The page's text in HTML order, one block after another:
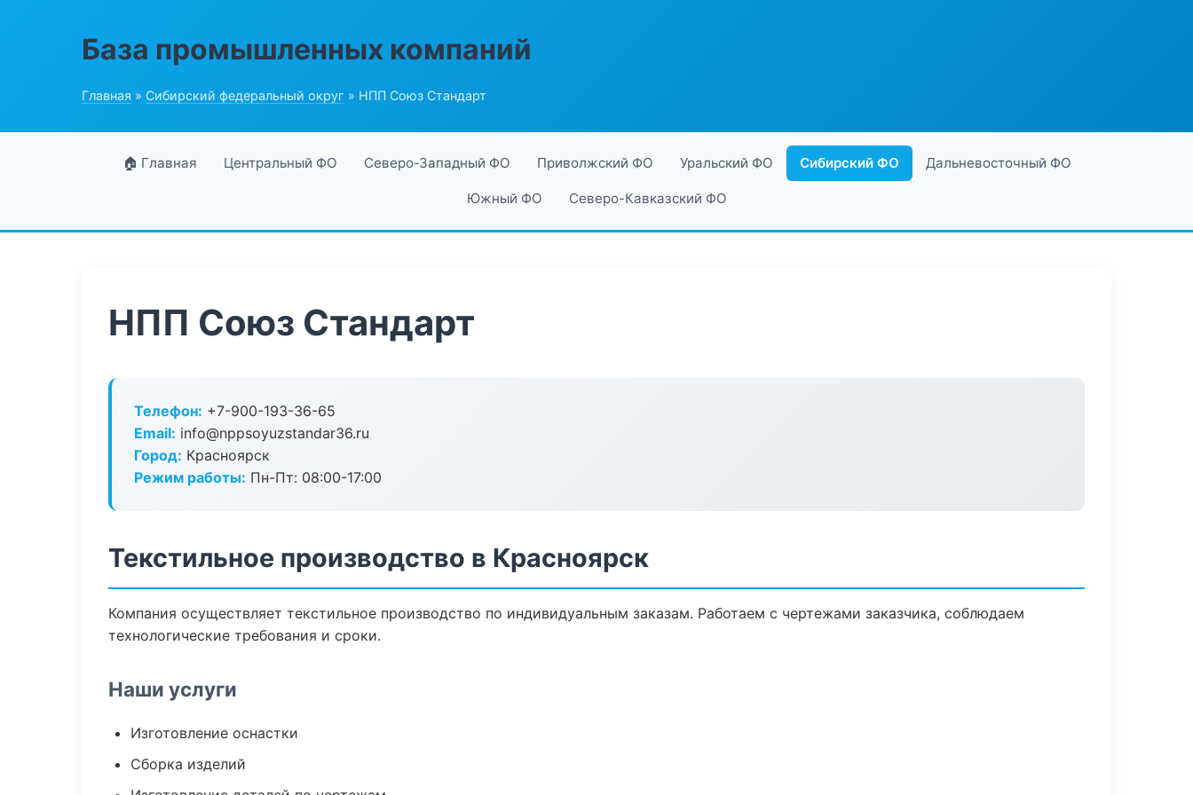
База промышленных компаний
Главная » Сибирский федеральный округ » НПП Союз Стандарт
🏠 Главная Центральный ФО Северо-Западный ФО Приволжский ФО Уральский ФО Сибирский ФО Дальневосточный ФО
Южный ФО Северо-Кавказский ФО
НПП Союз Стандарт
Телефон: +7-900-193-36-65
Email: info@nppsoyuzstandar36.ru
Город: Красноярск
Режим работы: Пн-Пт: 08:00-17:00
Текстильное производство в Красноярск
Компания осуществляет текстильное производство по индивидуальным заказам. Работаем с чертежами заказчика, соблюдаем
технологические требования и сроки.
Наши услуги
Изготовление оснастки
Сборка изделий